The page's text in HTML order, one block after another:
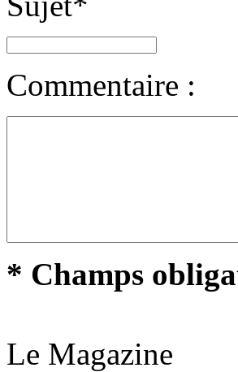
Commentaire :
* Champs
Le Magazine